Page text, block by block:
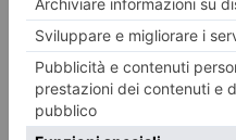
PUBBLICATO IL 18 MAGGIO 2026